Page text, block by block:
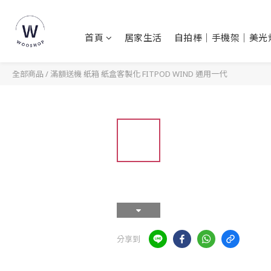
首頁 居家生活 自拍棒｜手機架｜美光
全部商品 / 滿額送機 紙箱 紙盒客製化 FITPOD WIND 通用一代
分享到